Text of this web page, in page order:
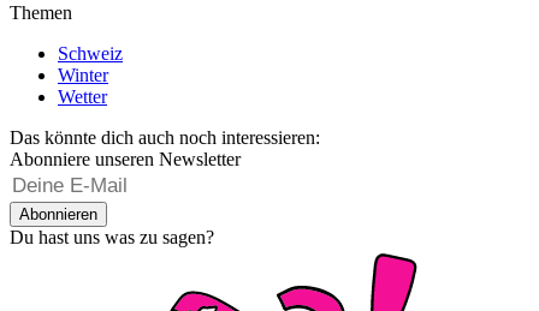
Themen
Schweiz
Winter
Wetter
Das könnte dich auch noch interessieren:
Abonniere unseren Newsletter
Abonnieren
Du hast uns was zu sagen?